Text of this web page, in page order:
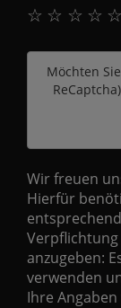
☆
☆
☆
☆
☆
Möchten
ReCaptcha)
Wir freuen
Hierfür
anzugeben:
verwenden
Ihre